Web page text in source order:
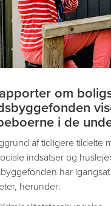
om
i de
af tidligere tildelte
indsatser og
har
herunder: